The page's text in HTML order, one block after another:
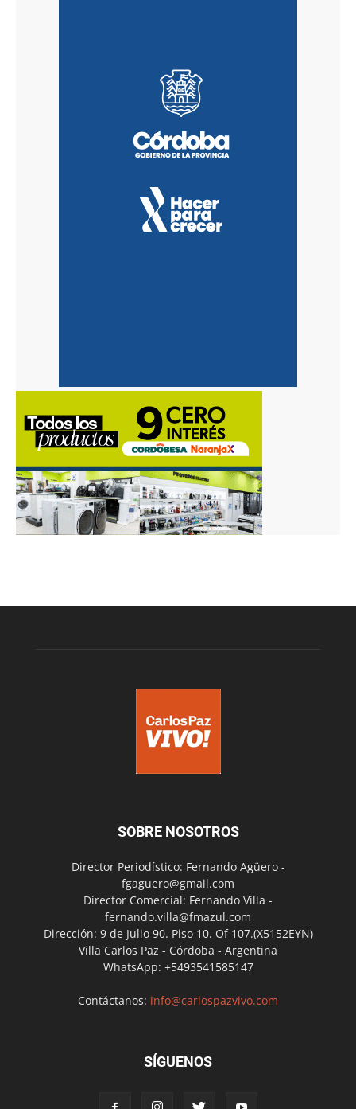
SOBRE NOSOTROS
Director Periodístico: Fernando Agüero -
fgaguero@gmail.com
Director Comercial: Fernando Villa -
fernando.villa@fmazul.com
Dirección: 9 de Julio 90. Piso 10. Of 107.(X5152EYN)
Villa Carlos Paz - Córdoba - Argentina
WhatsApp: +5493541585147
Contáctanos: info@carlospazvivo.com
SÍGUENOS